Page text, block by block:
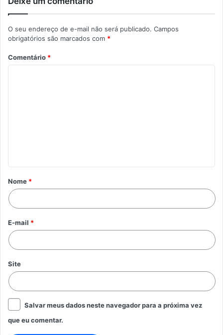
O seu endereço de e-mail não será publicado. Campos
obrigatórios são marcados com *
Comentário *
Nome *
E-mail *
Site
Salvar meus dados neste navegador para a próxima vez
que eu comentar.